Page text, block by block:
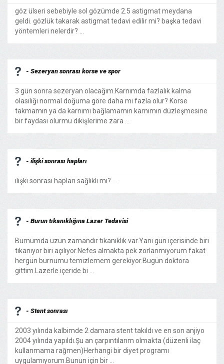
göz ülseri sebebiyle sol gözümde 2.5 astigmat meydana
geldi. gözlük takarak astigmat tedavi edilir mi? başka tedavi
yöntemleri nelerdir? ...
- Sezeryan sonrası korse ve spor
3 gün sonra sezeryan olacağım.Karnımda fazlalık kalma
olasılığı normal doğuma göre daha mı fazla olur? Korse
takmamın ya da karnımı bağlamamın karnımın düzleşmesine
bir faydası olurmu dikişlerime zara ...
- ilişki sonrası hapları
ilişki sonrası hapları sağlıklı mı? ...
- Burun tıkanıklığına Lazer Tedavisi
Burnumda uzun zamandır tıkanıklık var.Yani gün içerisinde biri
tıkanıyor biri açılıyor.Nefes almakta pek zorlanmıyorum fakat
hergün burnumu temizlemem gerekiyor.Bugün doktora
gittim.Lazerle içeride bi ...
- Stent sonrası
2003 yılında kalbimde 2 damara stent takıldı ve en son anjiyo
2004 yılında yapıldı.Şu an çarpıntılarım olmakta (düzenli ilaç
kullanmama rağmen)Herhangi bir diyet programı
uygulamıyorum.Bunun için bir ...